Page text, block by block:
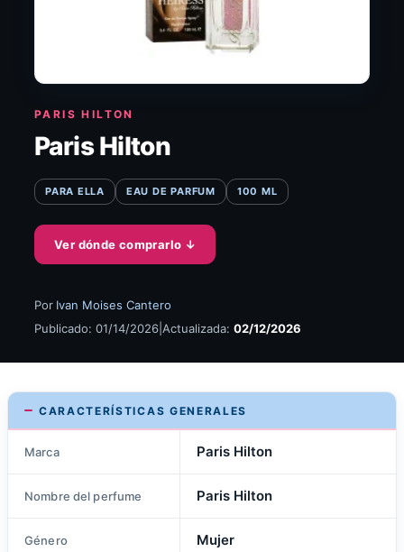
PARIS HILTON
Paris Hilton
PARA ELLA EAU DE PARFUM 100 ML
Ver dónde comprarlo ↓
Por Ivan Moises Cantero
Publicado: 01/14/2026 Actualizada: 02/12/2026
CARACTERÍSTICAS GENERALES
Marca Paris Hilton
Nombre del perfume Paris Hilton
Género Mujer